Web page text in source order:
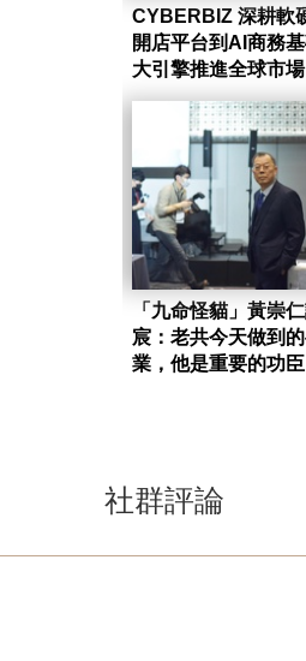
CYBERBIZ 深耕
開店平台到AI商務
大引擎推進全球市場
「九命怪貓」黃崇
宸：老共今天做到
業，他是重要的功臣
社群評論